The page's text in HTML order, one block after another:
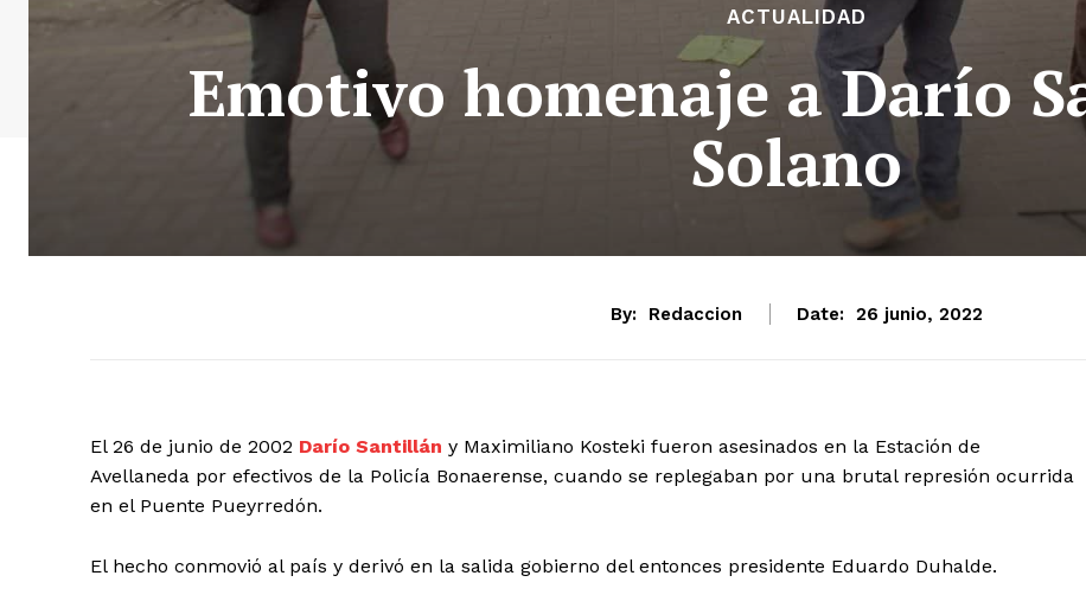
ACTUALIDAD
Emotivo homenaje a Darío
Solano
By: Redaccion Date: 26 junio, 2022
El 26 de junio de 2002 Darío Santillán y Maximiliano Kosteki fueron asesinados en la Estación de
Avellaneda por efectivos de la Policía Bonaerense, cuando se replegaban por una brutal represión ocurrida
en el Puente Pueyrredón.
El hecho conmovió al país y derivó en la salida gobierno del entonces presidente Eduardo Duhalde.